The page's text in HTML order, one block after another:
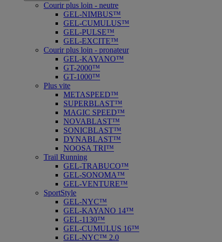
Courir plus loin - neutre
GEL-NIMBUS™
GEL-CUMULUS™
GEL-PULSE™
GEL-EXCITE™
Courir plus loin - pronateur
GEL-KAYANO™
GT-2000™
GT-1000™
Plus vite
METASPEED™
SUPERBLAST™
MAGIC SPEED™
NOVABLAST™
SONICBLAST™
DYNABLAST™
NOOSA TRI™
Trail Running
GEL-TRABUCO™
GEL-SONOMA™
GEL-VENTURE™
SportStyle
GEL-NYC™
GEL-KAYANO 14™
GEL-1130™
GEL-CUMULUS 16™
GEL-NYC™ 2.0